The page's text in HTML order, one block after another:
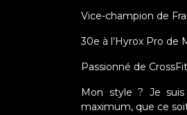
Vice-champion de
30e à l’Hyrox Pro de
Passionné de
Mon style ? Je
maximum, que ce